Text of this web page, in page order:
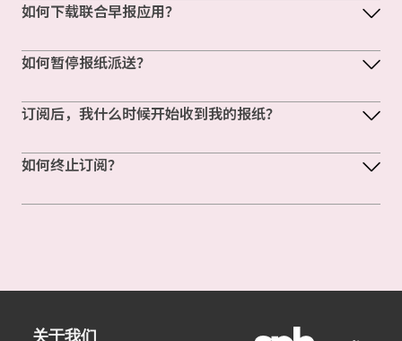
如何下载联合早报应用？
如何暂停报纸派送？
订阅后，我什么时候开始收到我的报纸？
如何终止订阅？
关于我们